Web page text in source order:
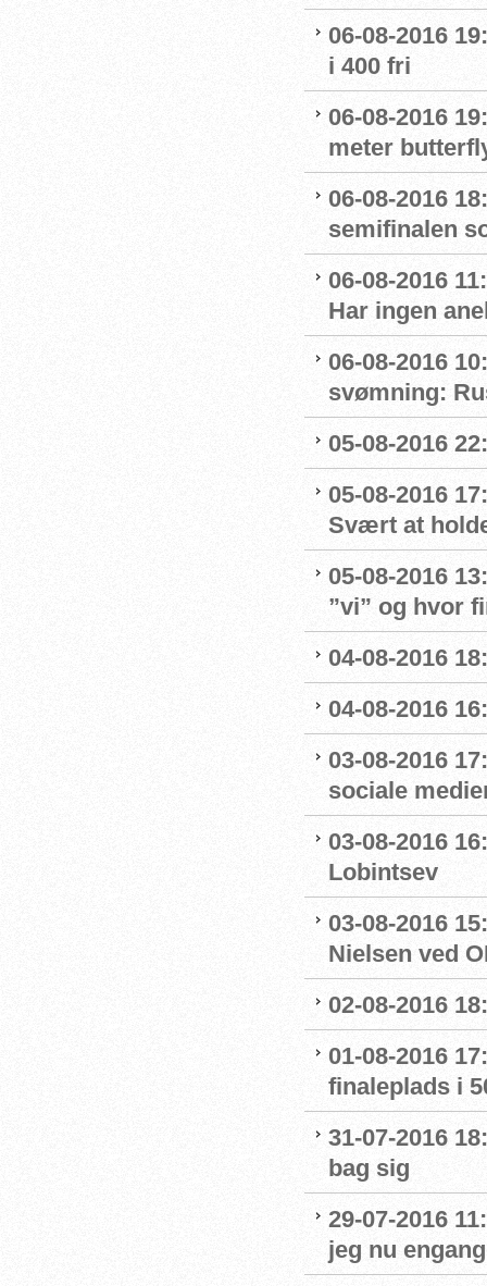
06-08-2016
i 400 fri
06-08-2016
meter
06-08-2016
semifinalen
06-08-2016
Har ingen
06-08-2016
svømning:
05-08-2016
05-08-2016
Svært at
05-08-2016
”vi” og hvor
04-08-2016
04-08-2016
03-08-2016
sociale
03-08-2016
Lobintsev
03-08-2016
Nielsen ved
02-08-2016
01-08-2016
finaleplads i
31-07-2016
bag sig
29-07-2016
jeg nu